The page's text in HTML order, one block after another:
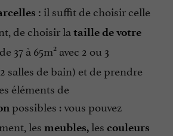
: il suffit de choisir celle
de choisir la taille de votre
37 à 65m2 avec 2 ou 3
salles de bain) et de prendre
éléments de
possibles : vous pouvez
les meubles, les couleurs